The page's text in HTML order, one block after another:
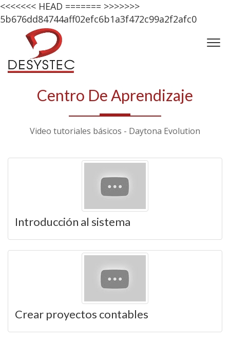
<<<<<<< HEAD ======= >>>>>>>
5b676dd84744aff02efc6b1a3f472c99a2f2afc0
Centro De Aprendizaje
Video tutoriales básicos - Daytona Evolution
Introducción al sistema
Crear proyectos contables